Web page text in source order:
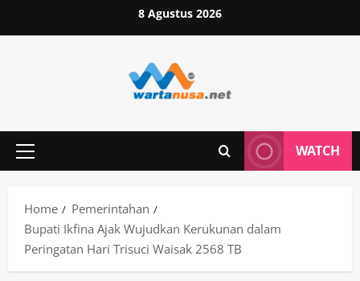
to
8 Agustus 2026
Primary
WATCH
Home
Pemerintahan
Bupati Ikfina Ajak Wujudkan Kerukunan dalam
Peringatan Hari Trisuci Waisak 2568 TB